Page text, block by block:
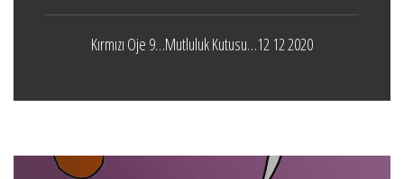
Kırmızı Oje 9…Mutluluk Kutusu…12 12 2020